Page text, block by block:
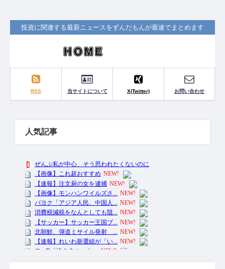
投資に関連する最新ニュースをずんだもんが最速でまとめます
RSS 当サイトについて X(Twitter) お問い合わせ
人気記事